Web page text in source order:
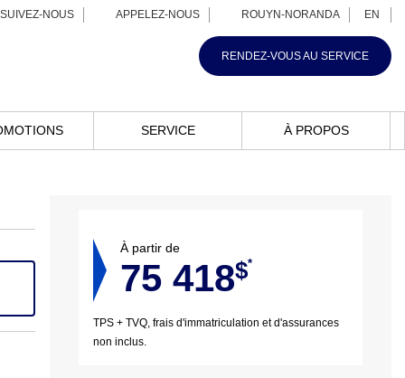
NOUS APPELEZ-NOUS ROUYN-NORANDA EN
RENDEZ-VOUS AU SERVICE
SERVICE À PROPOS
À partir de
75 418$*
TPS + TVQ, frais d'immatriculation et d'assurances
non inclus.